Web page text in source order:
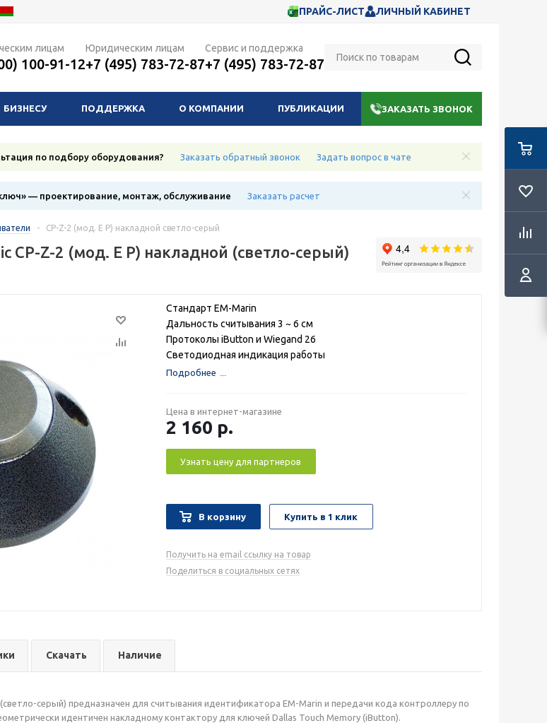
ПРАЙС-ЛИСТ ЛИЧНЫЙ КАБИНЕТ
лицам
100-91-12
Юридическим лицам
+7 (495) 783-72-87
Сервис и поддержка
+7 (495) 783-72-87
БИЗНЕСУ ПОДДЕРЖКА О КОМПАНИИ ПУБЛИКАЦИИ ЗАКАЗАТЬ ЗВОНОК
по подбору оборудования? Заказать обратный звонок Задать вопрос в чате
— проектирование, монтаж, обслуживание Заказать расчет
- CP-Z-2 (мод. E P) накладной светло-серый
CP-Z-2 (мод. E P) накладной (светло-серый)
Стандарт EM-Marin
Дальность считывания 3 ~ 6 см
Протоколы iButton и Wiegand 26
Светодиодная индикация работы
Подробнее
Цена в интернет-магазине
2 160 р.
Узнать цену для партнеров
В корзину Купить в 1 клик
Получить на email ссылку на товар
Поделиться в социальных сетях
Скачать Наличие
серый) предназначен для считывания идентификатора EM-Marin и передачи кода контроллеру по
идентичен накладному контактору для ключей Dallas Touch Memory (iButton).